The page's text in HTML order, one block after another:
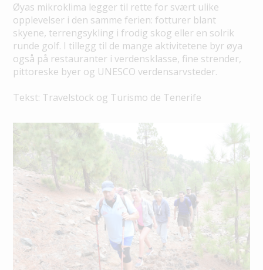
Øyas mikroklima legger til rette for svært ulike
opplevelser i den samme ferien: fotturer blant
skyene, terrengsykling i frodig skog eller en solrik
runde golf. I tillegg til de mange aktivitetene byr øya
også på restauranter i verdensklasse, fine strender,
pittoreske byer og UNESCO verdensarvsteder.
Tekst: Travelstock og Turismo de Tenerife